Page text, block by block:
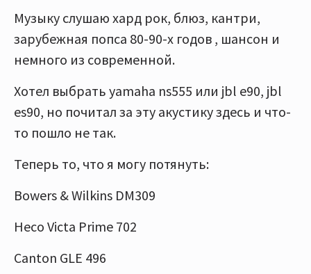
Музыку слушаю хард рок, блюз, кантри,
зарубежная попса 80-90-х годов , шансон и
немного из современной.
Хотел выбрать yamaha ns555 или jbl e90, jbl
es90, но почитал за эту акустику здесь и что-
то пошло не так.
Теперь то, что я могу потянуть:
Bowers & Wilkins DM309
Heco Victa Prime 702
Canton GLE 496